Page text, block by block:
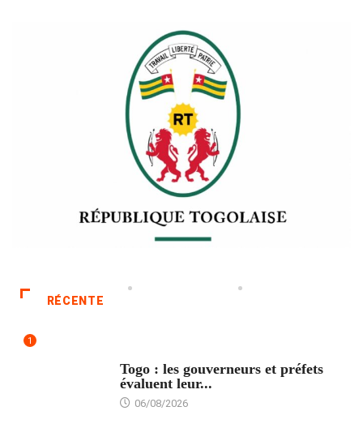
RÉCENTE
1
Togo : les gouverneurs et préfets
évaluent leur...
06/08/2026